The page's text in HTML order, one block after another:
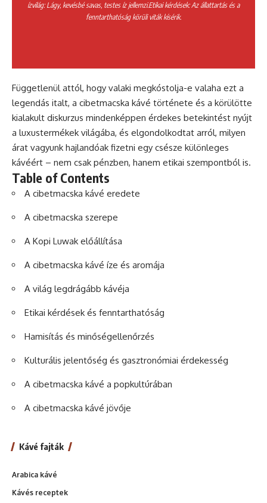
ízvilág: Lágy, kevésbé savas, testes íz jellemzi.Etikai kérdések: Az állattartás és a
fenntarthatóság körüli viták kísérik.
Függetlenül attól, hogy valaki megkóstolja-e valaha ezt a
legendás italt, a cibetmacska kávé története és a körülötte
kialakult diskurzus mindenképpen érdekes betekintést nyújt
a luxustermékek világába, és elgondolkodtat arról, milyen
árat vagyunk hajlandóak fizetni egy csésze különleges
kávéért – nem csak pénzben, hanem etikai szempontból is.
Table of Contents
A cibetmacska kávé eredete
A cibetmacska szerepe
A Kopi Luwak előállítása
A cibetmacska kávé íze és aromája
A világ legdrágább kávéja
Etikai kérdések és fenntarthatóság
Hamisítás és minőségellenőrzés
Kulturális jelentőség és gasztronómiai érdekesség
A cibetmacska kávé a popkultúrában
A cibetmacska kávé jövője
Kávé fajták
Arabica kávé
Kávés receptek